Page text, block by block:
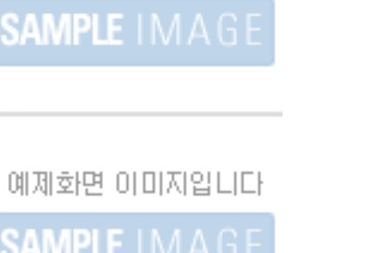
[2022] 경남웹툰캠퍼스 | 웹툰멘토링캠프 / 홍보 영
[2022] 단성비 / 타이포그래픽 영상 제작